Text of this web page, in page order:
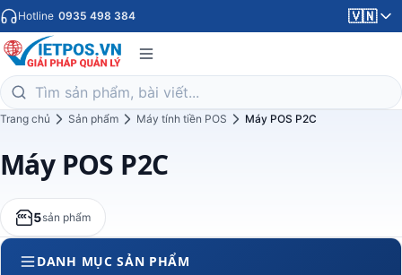
Hotline 0935 498 384 🇻🇳
Trang chủ Sản phẩm Máy tính tiền POS Máy POS P2C
Máy POS P2C
5sản phẩm
DANH MỤC SẢN PHẨM